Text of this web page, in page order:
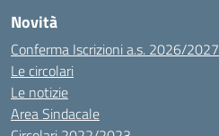
Novità
Conferma Iscrizioni a.s. 2026/2027
Le circolari
Le notizie
Area Sindacale